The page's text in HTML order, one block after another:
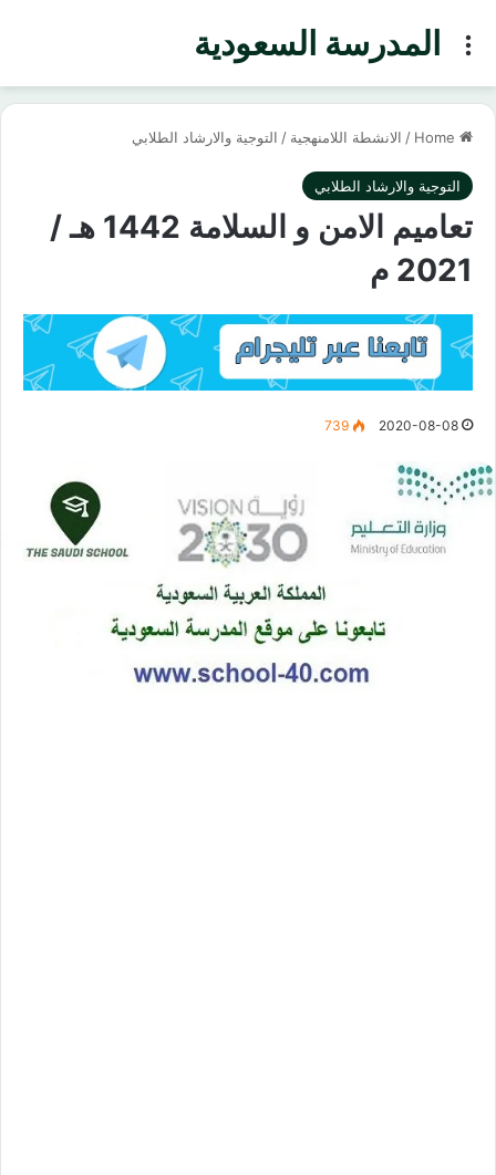
المدرسة السعوديةMenu
/ الانشطة اللامنهجية / التوجية والارشاد الطلابي
التوجية والارشاد الطلابي
تعاميم الامن و السلامة 1442 هـ /
2021 م
2020-08-08
739